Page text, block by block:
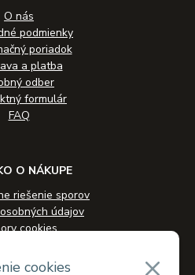
cookies
O nás
podmienky
poriadok
a platba
odber
formulár
FAQ
O NÁKUPE
riešenie sporov
údajov
cookies
spolupráca